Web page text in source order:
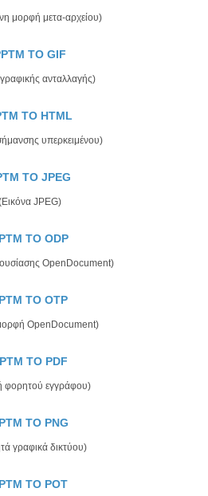
μορφή μετα-αρχείου)
TO GIF
ανταλλαγής)
TO HTML
υπερκειμένου)
TO JPEG
JPEG)
TO ODP
OpenDocument)
TO OTP
OpenDocument)
TO PDF
εγγράφου)
TO PNG
γραφικά δικτύου)
TO POT